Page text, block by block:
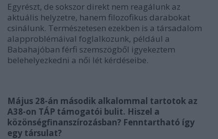
Egyrészt, de sokszor direkt nem reagálunk az
aktuális helyzetre, hanem filozofikus darabokat
csinálunk. Természetesen ezekben is a társadalom
alapproblémáival foglalkozunk, például a
Babahajóban férfi szemszögből igyekeztem
belehelyezkedni a női lét kérdéseibe.
Május 28-án második alkalommal tartotok az
A38-on TÁP támogatói bulit. Hiszel a
közönségfinanszírozásban? Fenntartható így
egy társulat?